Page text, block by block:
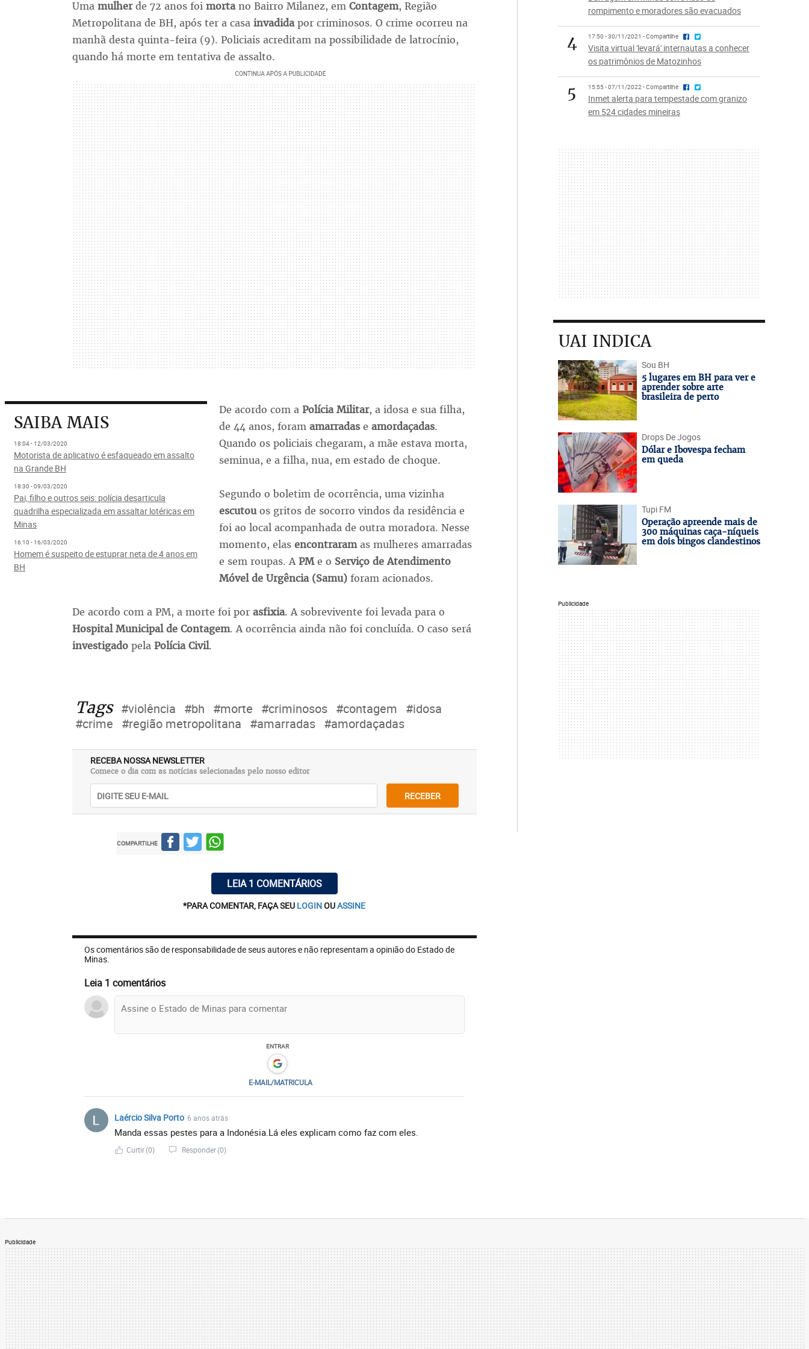
Uma mulherde 72 anos foi mortano Bairro Milanez, em Contagem, Região
Metropolitana de BH, após ter a casa invadidapor criminosos. O crime ocorreu na
manhã desta quinta-feira (9). Policiais acreditam na possibilidade de latrocínio,
quando há morte em tentativa de assalto.
SAIBA MAIS
18:04 - 12/03/2020
Motorista de aplicativo é esfaqueado em assalto
na Grande BH
18:30 - 09/03/2020
Pai, filho e outros seis: polícia desarticula
quadrilha especializada em assaltar lotéricas em
Minas
16:10 - 16/03/2020
Homem é suspeito de estuprar neta de 4 anos em
BH
De acordo com aPolícia Militar, a idosa e sua filha,
de 44 anos, foram amarradase amordaçadas.
Quando os policiais chegaram, a mãe estava morta,
seminua, e a filha, nua, em estado de choque.
Segundo o boletim de ocorrência, uma vizinha
escutouos gritos de socorro vindos da residência e
foi ao local acompanhada de outra moradora. Nesse
momento, elas encontraramas mulheres amarradas
e sem roupas. APMe o Serviço de Atendimento
Móvel de Urgência (Samu) foram acionados.
De acordo com a PM, a morte foi por asfixia. A sobrevivente foi levada para o
Hospital Municipal de Contagem. A ocorrência ainda não foi concluída. O caso será
investigadopela Polícia Civil.
Tags #violência #bh #morte #criminosos #contagem #idosa
#crime #região metropolitana #amarradas #amordaçadas
RECEBA NOSSA NEWSLETTER
Comece o dia com as notícias selecionadas pelo nosso editor
RECEBER
COMPARTILHE
LEIA 1 COMENTÁRIOS
*PARA COMENTAR, FAÇA SEU LOGINOUASSINE
Os comentários são de responsabilidade de seus autores e não representam a opinião do Estado de
Minas.
Leia 1 comentários
ENTRAR
E-MAIL/MATRICULA
Laércio Silva Porto 6 anos atrás
Manda essas pestes para a Indonésia.Lá eles explicam como faz com eles.
Curtir(0) Responder(0)
rompimento e moradores são evacuados
4 17:50 - 30/11/2021 - Compartilhe
Visita virtual 'levará' internautas a conhecer
os patrimônios de Matozinhos
5 15:55 - 07/11/2022 - Compartilhe
Inmet alerta para tempestade com granizo
em 524 cidades mineiras
UAI INDICA
Sou BH
5 lugares em BH para ver e
aprender sobre arte
brasileira de perto
Drops De Jogos
Dólar e Ibovespa fecham
em queda
Tupi FM
Operação apreende mais de
300 máquinas caça-níqueis
em dois bingos clandestinos
Publicidade
Publicidade